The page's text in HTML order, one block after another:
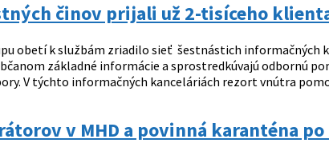
činov prijali už 2-tisíceho
obetí k službám zriadilo sieť šestnástich informačných
základné informácie a sprostredkúvajú odbornú
V týchto informačných kanceláriách rezort vnútra
v MHD a povinná karanténa